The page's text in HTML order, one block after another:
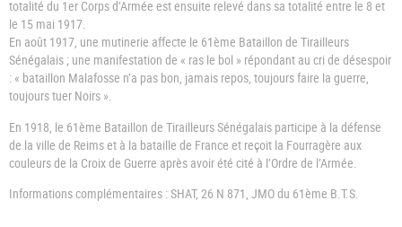
totalité du 1er Corps d’Armée est ensuite relevé dans sa totalité entre le 8 et
le 15 mai 1917.
En août 1917, une mutinerie affecte le 61ème Bataillon de Tirailleurs
Sénégalais ; une manifestation de « ras le bol » répondant au cri de désespoir
: « bataillon Malafosse n’a pas bon, jamais repos, toujours faire la guerre,
toujours tuer Noirs ».
En 1918, le 61ème Bataillon de Tirailleurs Sénégalais participe à la défense
de la ville de Reims et à la bataille de France et reçoit la Fourragère aux
couleurs de la Croix de Guerre après avoir été cité à l’Ordre de l’Armée.
Informations complémentaires : SHAT, 26 N 871, JMO du 61ème B.T.S.